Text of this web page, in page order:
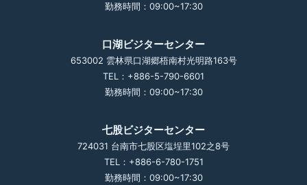
勤務時間：09:00~17:30
口湖ビジターセンター
653002 雲林県口湖郷梧南村光明路163号
TEL：+886-5-790-6601
勤務時間：09:00~17:30
七股ビジターセンター
724031 台南市七股区塩埕里102之8号
TEL：+886-6-780-1751
勤務時間：09:00~17:30